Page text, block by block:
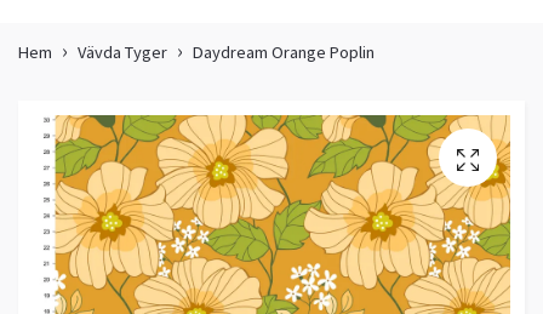
Hem Vävda Tyger Daydream Orange Poplin